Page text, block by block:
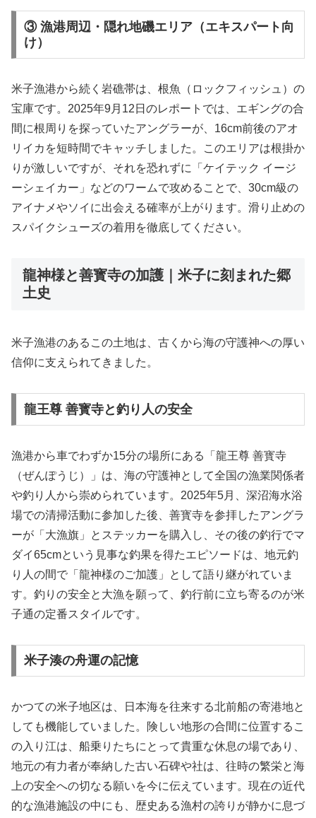
③ 漁港周辺・隠れ地磯エリア（エキスパート向
け）
米子漁港から続く岩礁帯は、根魚（ロックフィッシュ）の
宝庫です。2025年9月12日のレポートでは、エギングの合
間に根周りを探っていたアングラーが、16cm前後のアオ
リイカを短時間でキャッチしました。このエリアは根掛か
りが激しいですが、それを恐れずに「ケイテック イージ
ーシェイカー」などのワームで攻めることで、30cm級の
アイナメやソイに出会える確率が上がります。滑り止めの
スパイクシューズの着用を徹底してください。
龍神様と善寳寺の加護｜米子に刻まれた郷
土史
米子漁港のあるこの土地は、古くから海の守護神への厚い
信仰に支えられてきました。
龍王尊 善寳寺と釣り人の安全
漁港から車でわずか15分の場所にある「龍王尊 善寳寺
（ぜんぽうじ）」は、海の守護神として全国の漁業関係者
や釣り人から崇められています。2025年5月、深沼海水浴
場での清掃活動に参加した後、善寳寺を参拝したアングラ
ーが「大漁旗」とステッカーを購入し、その後の釣行でマ
ダイ65cmという見事な釣果を得たエピソードは、地元釣
り人の間で「龍神様のご加護」として語り継がれていま
す。釣りの安全と大漁を願って、釣行前に立ち寄るのが米
子通の定番スタイルです。
米子湊の舟運の記憶
かつての米子地区は、日本海を往来する北前船の寄港地と
しても機能していました。険しい地形の合間に位置するこ
の入り江は、船乗りたちにとって貴重な休息の場であり、
地元の有力者が奉納した古い石碑や社は、往時の繁栄と海
上の安全への切なる願いを今に伝えています。現在の近代
的な漁港施設の中にも、歴史ある漁村の誇りが静かに息づ